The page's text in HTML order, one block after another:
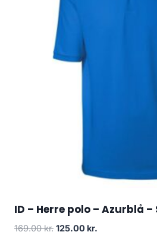
ID – Herre polo – Azurblå –
169.00kr. Original
125.00 kr.